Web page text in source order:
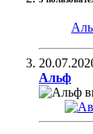
Альф